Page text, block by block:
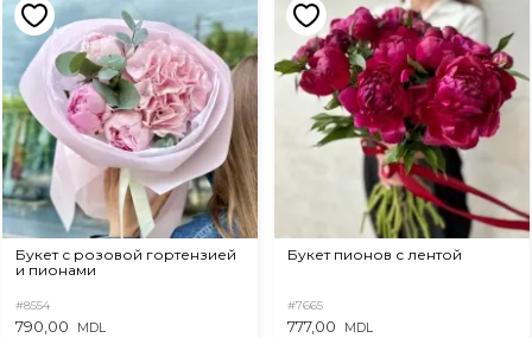
Букет с розовой гортензией
и пионами
#8554
790,00 MDL
Букет пионов с лентой
#7665
777,00 MDL